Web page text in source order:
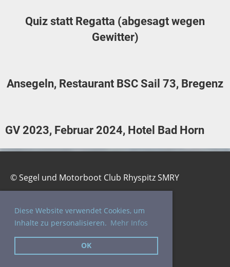
Diese Website verwendet Cookies, um
Inhalte zu personalisieren. Mehr Infos
OK
Quiz statt Regatta (abgesagt wegen
Gewitter)
Ansegeln, Restaurant BSC Sail 73, Bregenz
GV 2023, Februar 2024, Hotel Bad Horn
© Segel und Motorboot Club Rhyspitz SMRY
Datenschutz